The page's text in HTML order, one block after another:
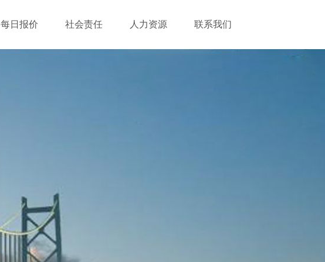
每日报价 社会责任 人力资源 联系我们